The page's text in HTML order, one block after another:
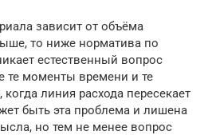
зависит от объёма
то ниже норматива по
естественный вопрос
те моменты времени и те
линия расхода пересекает
быть эта проблема и лишена
но тем не менее вопрос